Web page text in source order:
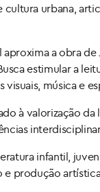
urbana,
a obra
estimular a
música e
à valorização da
infantil,
e produção